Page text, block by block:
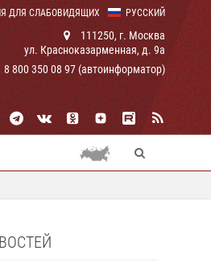
РУССКИЙ
ДЛЯ СЛАБОВИДЯЩИХ
111250, г. Москва
ул. Красноказарменная, д. 9а
8 800 350 08 97 (автоинформатор)